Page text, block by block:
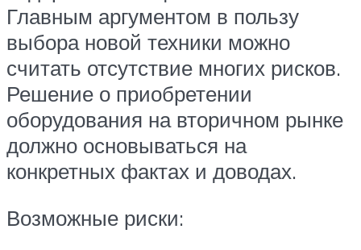
Главным аргументом в пользу
выбора новой техники можно
считать отсутствие многих рисков.
Решение о приобретении
оборудования на вторичном рынке
должно основываться на
конкретных фактах и доводах.
Возможные риски: